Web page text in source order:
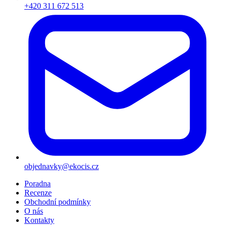
+420 311 672 513
objednavky@ekocis.cz
Poradna
Recenze
Obchodní podmínky
O nás
Kontakty